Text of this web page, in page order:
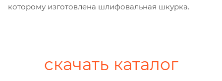
которому изготовлена шлифовальная шкурка.
скачать каталог